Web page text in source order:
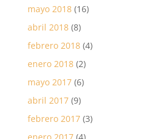
mayo 2018(16)
abril 2018(8)
febrero 2018(4)
enero 2018(2)
mayo 2017(6)
abril 2017(9)
febrero 2017(3)